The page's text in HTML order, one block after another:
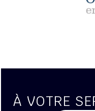
À VOTRE